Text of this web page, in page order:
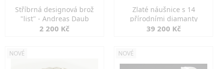
Stříbrná designová brož
"list" - Andreas Daub
2 200 Kč
Zlaté náušnice s 14
přírodními diamanty
39 200 Kč
NOVÉ NOVÉ